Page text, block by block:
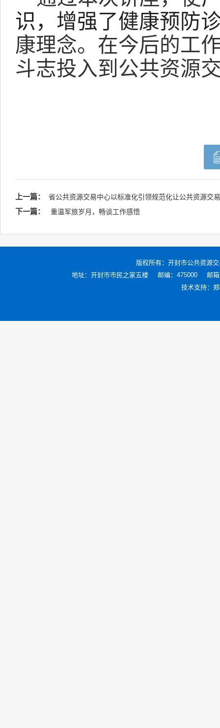
识，增强了健康预防
康理念。 在今后的工
斗志投入到 公共资源
上一篇： 省公共资源交易中心以标准化引领规范化让公共资源交
下一篇： 重温军旅岁月，畅谈工作感悟
版权所有： 开封市公共资源
地址：开封市市民之家五楼
邮编：475000
邮
技术支持：